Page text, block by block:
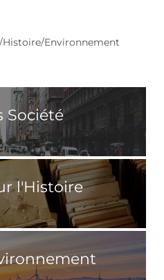
Histoire/Environnement
Société
l'Histoire